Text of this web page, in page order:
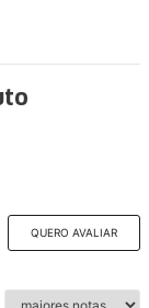
QUERO AVALIAR